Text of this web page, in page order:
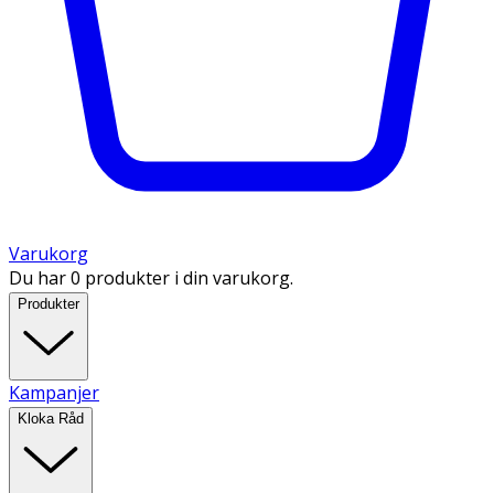
Varukorg
Du har 0 produkter i din varukorg.
Produkter
Kampanjer
Kloka Råd